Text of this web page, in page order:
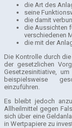
die Art des
seine
die damit
die Aussichten
verschiedenen
die mit der
Die Kontrolle durch
der gesetzlichen
Gesetzesinitiative,
beispielsweise
einzuführen.
Es bleibt jedoch
Allheilmittel gegen
sich über eine
in Wertpapiere zu